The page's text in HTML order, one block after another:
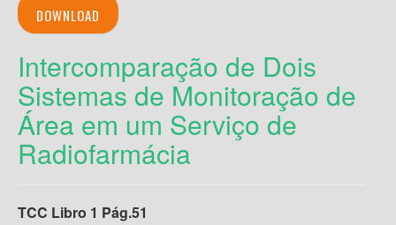
DOWNLOAD
Intercomparação de Dois
Sistemas de Monitoração de
Área em um Serviço de
Radiofarmácia
TCC Libro 1 Pág.51